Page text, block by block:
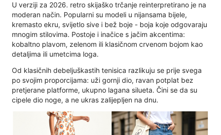
U verziji za 2026. retro skijaško trčanje reinterpretirano je na
moderan način. Popularni su modeli u nijansama bijele,
kremasto ekru, svijetlo sive i bež boje - boja koje odgovaraju
mnogim stilovima. Postoje i inačice s jačim akcentima:
kobaltno plavom, zelenom ili klasičnom crvenom bojom kao
detaljima ili umetcima loga.
Od klasičnih debeljuškastih tenisica razlikuju se prije svega
po svojim proporcijama: uži gornji dio, ravan potplat bez
pretjerane platforme, ukupno lagana silueta. Čini se da su
cipele dio noge, a ne ukras zalijepljen na dnu.